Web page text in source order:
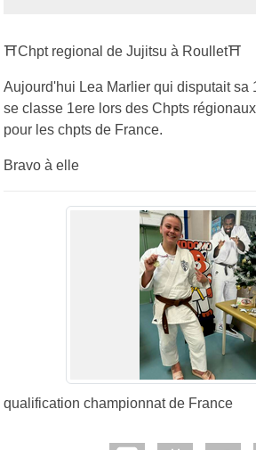
⛩Chpt regional de Jujitsu à Roullet⛩
Aujourd'hui Lea Marlier qui disputait sa
se classe 1ere lors des Chpts
pour les chpts de France.
Bravo à elle
qualification championnat de France